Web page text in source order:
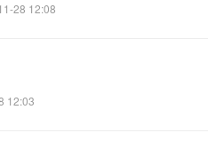
28 12:08
12:03